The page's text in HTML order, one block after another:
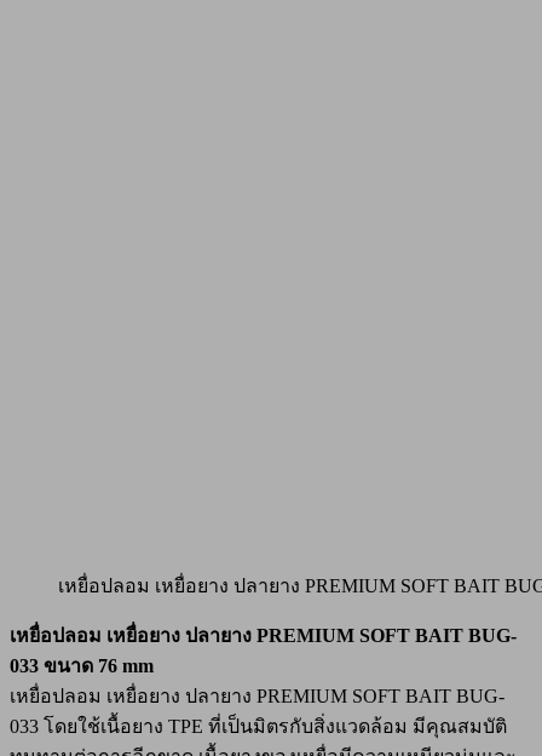
เหยื่อปลอม เหยื่อยาง ปลายาง PREMIUM SOFT BAIT
เหยื่อปลอม เหยื่อยาง ปลายาง PREMIUM SOFT BAIT BUG-
033 ขนาด 76 mm
เหยื่อปลอม เหยื่อยาง ปลายาง PREMIUM SOFT BAIT BUG-
033 โดยใช้เนื้อยาง TPE ที่เป็นมิตรกับสิ่งแวดล้อม มีคุณสมบัติ